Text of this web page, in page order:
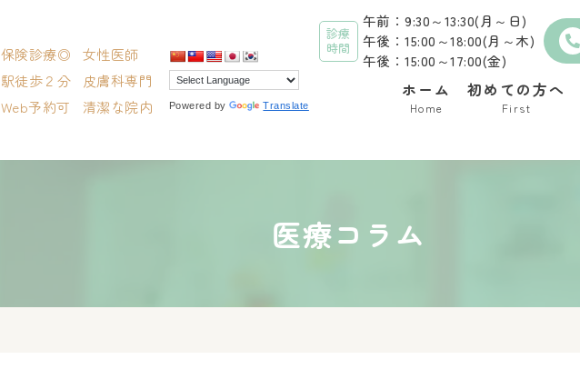
保険診療◎
女性医師
駅徒歩２分
皮膚科専門
Web予約可
清潔な院内 Powered by Translate
診療
時間
午前：9:30～13:30(月～日)
午後：15:00～18:00(月～木)
午後：15:00～17:00(金)
ホーム
Home
初めての方へ
First
医療コラム